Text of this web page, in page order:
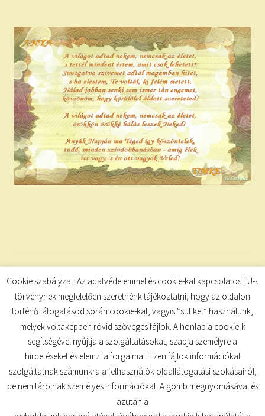
Tags: Anyák napi képeslap,Anyák napi vers,Anyák napja,
képeslapok,versek
© TUDATKULCS 2026
Cookie szabályzat: Az adatvédelemmel és cookie-kal kapcsolatos EU-s
törvénynek megfelelően szeretnénk tájékoztatni, hogy az oldalon
történő látogatásod során cookie-kat, vagyis “sütiket” használunk,
melyek voltaképpen rövid szöveges fájlok. A honlap a cookie-k
segítségével nyújtja a szolgáltatásokat, szabja személyre a
hirdetéseket és elemzi a forgalmat. Ezen fájlok információkat
szolgáltatnak számunkra a felhasználók oldallátogatási szokásairól,
de nem tárolnak személyes információkat. A gomb megnyomásával és
azután a